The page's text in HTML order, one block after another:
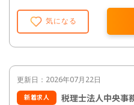
気になる
更新日：2026年07月22日
新着求人 税理士法人中央事